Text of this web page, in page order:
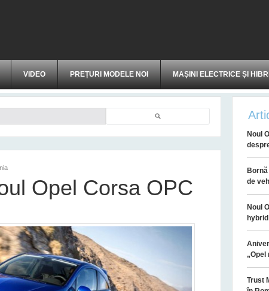
VIDEO PREȚURI MODELE NOI MAȘINI ELECTRICE ȘI
Opel Corsa OPC
Noul
de
Noul
„Opel
Trust